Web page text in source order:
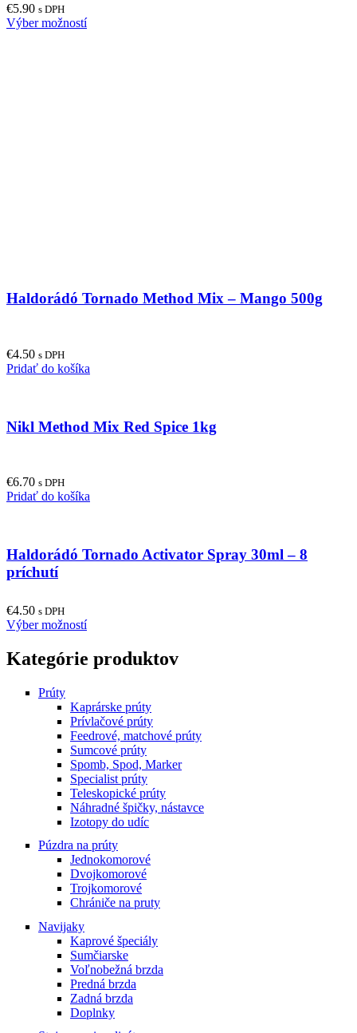
€5.90 s DPH
Výber možnostíThis
Haldorádó Tornado Method Mix – Mango 500g
€4.50 s DPH
Pridať do košíka
Nikl Method Mix Red Spice 1kg
€6.70 s DPH
Pridať do košíka
Haldorádó Tornado Activator Spray 30ml – 8
príchutí
€4.50 s DPH
Výber možnostíThis
multiple
options
may
be
chosen
on
the
product
page
Kategórie produktov
Prúty
Kaprárske prúty
Prívlačové prúty
Feedrové, matchové prúty
Sumcové prúty
Spomb, Spod, Marker
Specialist prúty
Teleskopické prúty
Náhradné špičky, nástavce
Izotopy do udíc
Púzdra na prúty
Jednokomorové
Dvojkomorové
Trojkomorové
Chrániče na pruty
Navijaky
Kaprové špeciály
Sumčiarske
Voľnobežná brzda
Predná brzda
Zadná brzda
Doplnky